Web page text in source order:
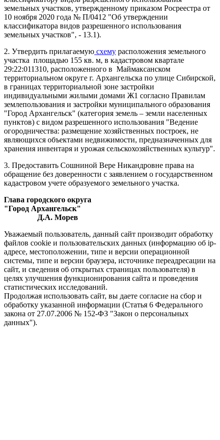
земельных участков, утвержденному приказом Росреестра от
10 ноября 2020 года № П/0412 "Об утверждении
классификатора видов разрешенного использования
земельных участков", - 13.1).
2. Утвердить прилагаемую схему расположения земельного
участка площадью 155 кв. м, в кадастровом квартале
29:22:011310, расположенного в Маймаксанском
территориальном округе г. Архангельска по улице Сибирской,
в границах территориальной зоне застройки
индивидуальными жилыми домами Ж1 согласно Правилам
землепользования и застройки муниципального образования
"Город Архангельск" (категория земель – земли населенных
пунктов) с видом разрешенного использования "Ведение
огородничества: размещение хозяйственных построек, не
являющихся объектами недвижимости, предназначенных для
хранения инвентаря и урожая сельскохозяйственных культур".
3. Предоставить Сошниной Вере Никандровне права на
обращение без доверенности с заявлением о государственном
кадастровом учете образуемого земельного участка.
Глава городского округа
"Город Архангельск"
Д.А. Морев
Уважаемый пользователь, данный сайт производит обработку
файлов cookie и пользовательских данных (информацию об ip-
адресе, местоположении, типе и версии операционной
системы, типе и версии браузера, источнике переадресации на
сайт, и сведения об открытых страницах пользователя) в
целях улучшения функционирования сайта и проведения
статистических исследований.
Продолжая использовать сайт, вы даете согласие на сбор и
обработку указанной информации (Статья 6 Федерального
закона от 27.07.2006 № 152-ФЗ "Закон о персональных
данных").